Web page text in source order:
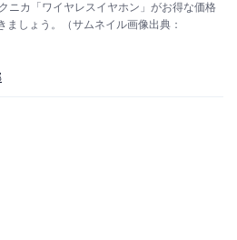
ニカ「ワイヤレスイヤホン」がお得な価格
しょう。（サムネイル画像出典：